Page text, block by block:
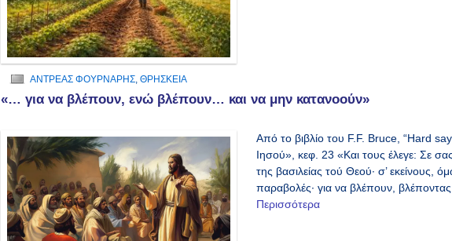
ΑΝΤΡΕΑΣ ΦΟΥΡΝΑΡΗΣ ,ΘΡΗΣΚΕΙΑ
«… για να βλέπουν, ενώ βλέπουν… και να μην κατανοούν»
Από το βιβλίο του F.F. Bruce, “Hard
Ιησού», κεφ. 23 «Kαι τους έλεγε: Σε
της βασιλείας τού Θεού· σ’ εκείνους,
παραβολές· για να βλέπουν,
Περισσότερα